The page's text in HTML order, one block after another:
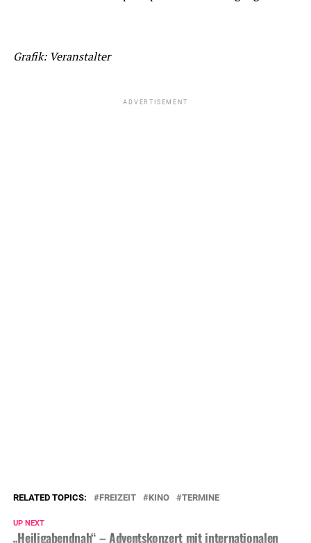
Grafik: Veranstalter
ADVERTISEMENT
RELATED TOPICS: FREIZEIT KINO TERMINE
UP NEXT
„Heiligabendnah“ – Adventskonzert mit internationalen